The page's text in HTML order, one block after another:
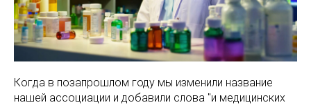
Когда в позапрошлом году мы изменили название
нашей ассоциации и добавили слова "и медицинских